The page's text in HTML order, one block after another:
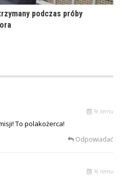
podczas próby
% temu
To polakożerca!
Odpowiadać
% temu